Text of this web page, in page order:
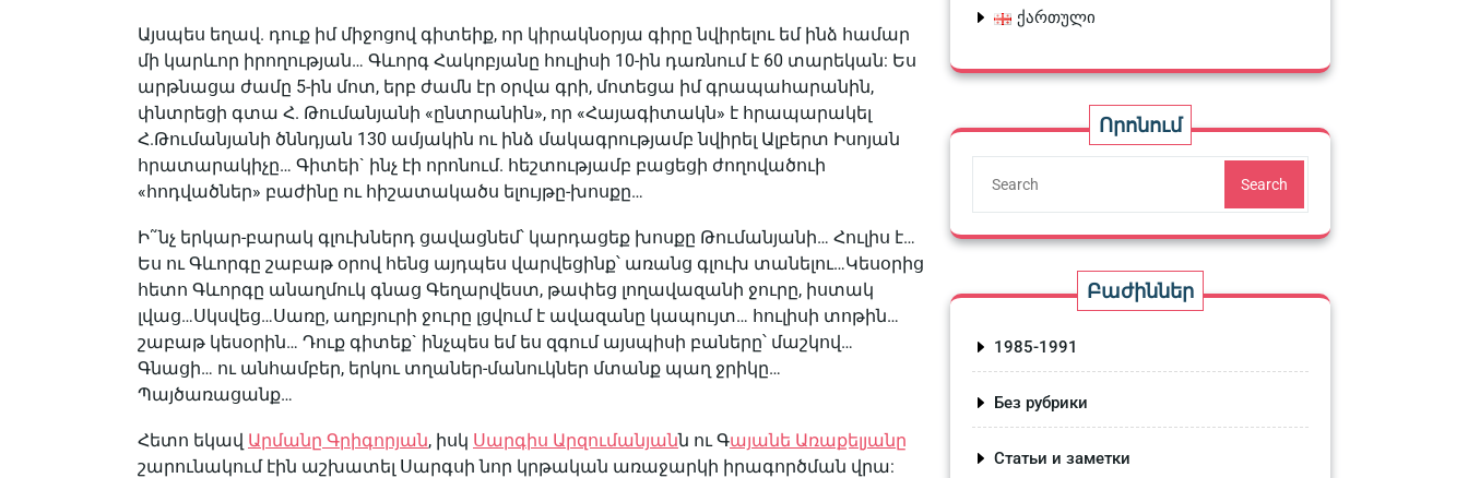
Այսպես եղավ. դուք իմ միջոցով գիտեիք, որ կիրակնօրյա գիրը նվիրելու եմ ինձ համար
մի կարևոր իրողության… Գևորգ Հակոբյանը հուլիսի 10-ին դառնում է 60 տարեկան: Ես
արթնացա ժամը 5-ին մոտ, երբ ժամն էր օրվա գրի, մոտեցա իմ գրապահարանին,
փնտրեցի գտա Հ. Թումանյանի «ընտրանին», որ «Հայագիտակն» է հրապարակել
Հ.Թումանյանի ծննդյան 130 ամյակին ու ինձ մակագրությամբ նվիրել Ալբերտ Իսոյան
հրատարակիչը… Գիտեի` ինչ էի որոնում. հեշտությամբ բացեցի ժողովածուի
«հոդվածներ» բաժինը ու հիշատակածս ելույթը-խոսքը…
Ի˜նչ երկար-բարակ գլուխներդ ցավացնեմ՝ կարդացեք խոսքը Թումանյանի… Հուլիս է…
Ես ու Գևորգը շաբաթ օրով հենց այդպես վարվեցինք՝ առանց գլուխ տանելու…Կեսօրից
հետո Գևորգը անաղմուկ գնաց Գեղարվեստ, թափեց լողավազանի ջուրը, իստակ
լվաց…Սկսվեց…Սառը, աղբյուրի ջուրը լցվում է ավազանը կապույտ… հուլիսի տոթին…
շաբաթ կեսօրին… Դուք գիտեք` ինչպես եմ ես զգում այսպիսի բաները՝ մաշկով…
Գնացի… ու անհամբեր, երկու տղաներ-մանուկներ մտանք պաղ ջրիկը…
Պայծառացանք…
Հետո եկավ Արմանը Գրիգորյան, իսկ Սարգիս Արզումանյանն ու Գայանե Առաքելյանը
շարունակում էին աշխատել Սարգսի նոր կրթական առաջարկի իրագործման վրա:
ქართული
Որոնում
Search
Բաժիններ
1985-1991
Без рубрики
Статьи и заметки